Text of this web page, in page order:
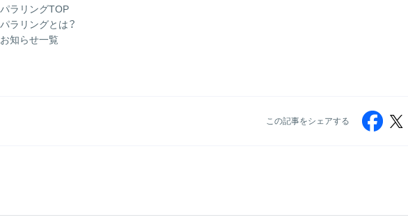
パラリングTOP
パラリングとは？
お知らせ一覧
この記事をシェアする